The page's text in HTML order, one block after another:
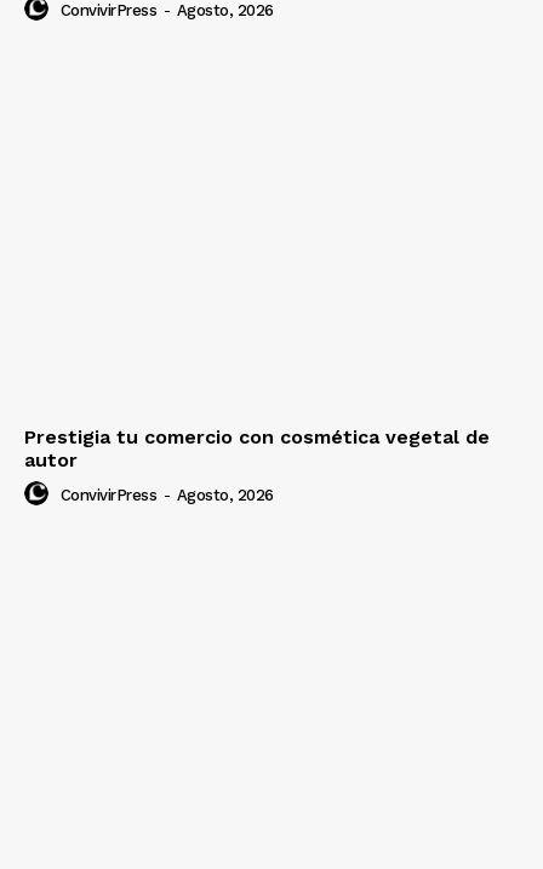
ConvivirPress - Agosto, 2026
Prestigia tu comercio con cosmética vegetal de
autor
ConvivirPress - Agosto, 2026